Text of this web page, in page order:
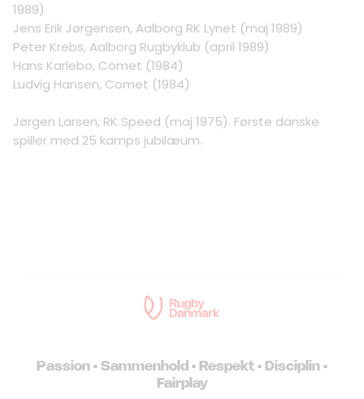
1989)
Jens Erik Jørgensen, Aalborg RK Lynet (maj 1989)
Peter Krebs, Aalborg Rugbyklub (april 1989)
Hans Karlebo, Comet (1984)
Ludvig Hansen, Comet (1984)
Jørgen Larsen, RK Speed (maj 1975). Første danske
spiller med 25 kamps jubilæum.
Passion • Sammenhold • Respekt • Disciplin •
Fairplay